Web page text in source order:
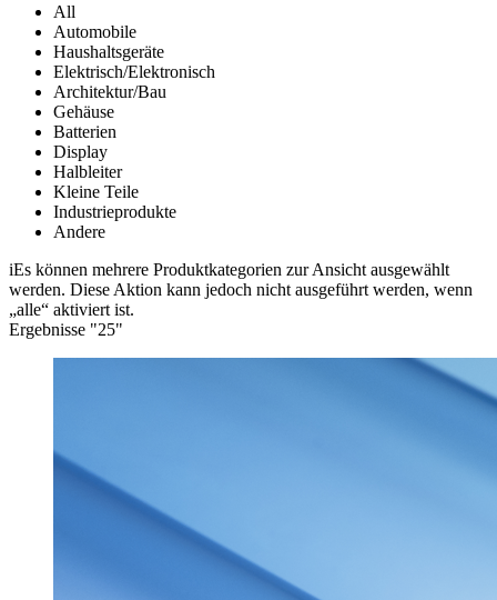
All
Automobile
Haushaltsgeräte
Elektrisch/Elektronisch
Architektur/Bau
Gehäuse
Batterien
Display
Halbleiter
Kleine Teile
Industrieprodukte
Andere
iEs können mehrere Produktkategorien zur Ansicht ausgewählt
werden. Diese Aktion kann jedoch nicht ausgeführt werden, wenn
„alle“ aktiviert ist.
Ergebnisse "25"